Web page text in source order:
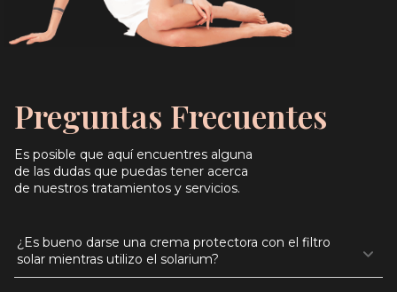
Preguntas Frecuentes
Es posible que aquí encuentres alguna
de las dudas que puedas tener acerca
de nuestros tratamientos y servicios.
¿Es bueno darse una crema protectora con el filtro
solar mientras utilizo el solarium?